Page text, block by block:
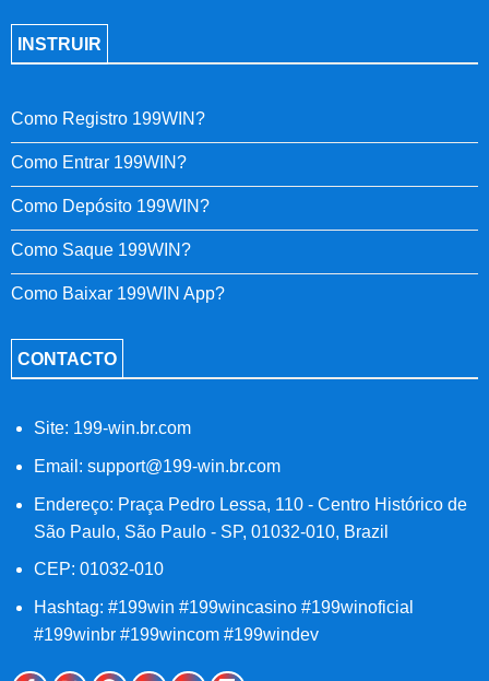
INSTRUIR
Como Registro 199WIN?
Como Entrar 199WIN?
Como Depósito 199WIN?
Como Saque 199WIN?
Como Baixar 199WIN App?
CONTACTO
Site: 199-win.br.com
Email: support@199-win.br.com
Endereço: Praça Pedro Lessa, 110 - Centro Histórico de
São Paulo, São Paulo - SP, 01032-010, Brazil
CEP: 01032-010
Hashtag: #199win #199wincasino #199winoficial
#199winbr #199wincom #199windev